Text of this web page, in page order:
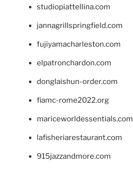
studiopiattellina.com
jannagrillspringfield.com
fujiyamacharleston.com
elpatronchardon.com
donglaishun-order.com
fiamc-rome2022.org
mariceworldessentials.com
lafisheriarestaurant.com
915jazzandmore.com